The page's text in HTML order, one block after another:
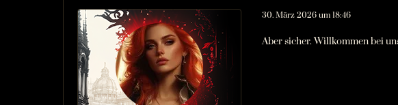
30. März 2026 um 18:46
Aber sicher. Willkommen bei